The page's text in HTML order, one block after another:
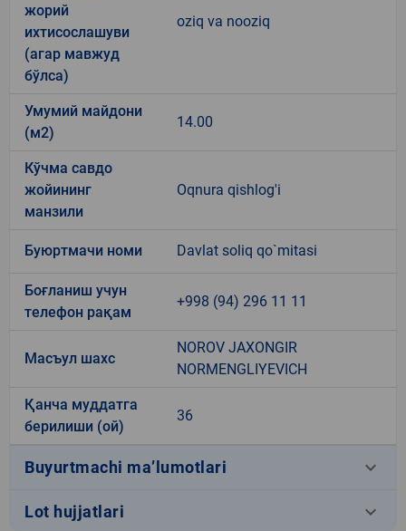
жорий
ихтисослашуви
(агар мавжуд
бўлса)
oziq va nooziq
Умумий майдони
(м2)
14.00
Кўчма савдо
жойининг
манзили
Oqnura qishlog'i
Буюртмачи номи Davlat soliq qo`mitasi
Боғланиш учун
телефон рақам
+998 (94) 296 11 11
Масъул шахс
NOROV JAXONGIR
NORMENGLIYEVICH
Қанча муддатга
берилиши (ой)
36
Buyurtmachi ma’lumotlari keyboard_arrow_down
Lot hujjatlari keyboard_arrow_down